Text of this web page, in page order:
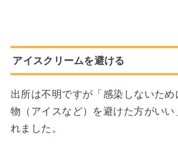
アイスクリームを避ける
出所は不明ですが「感染しないた
物（アイスなど）を避けた方がい
れました。